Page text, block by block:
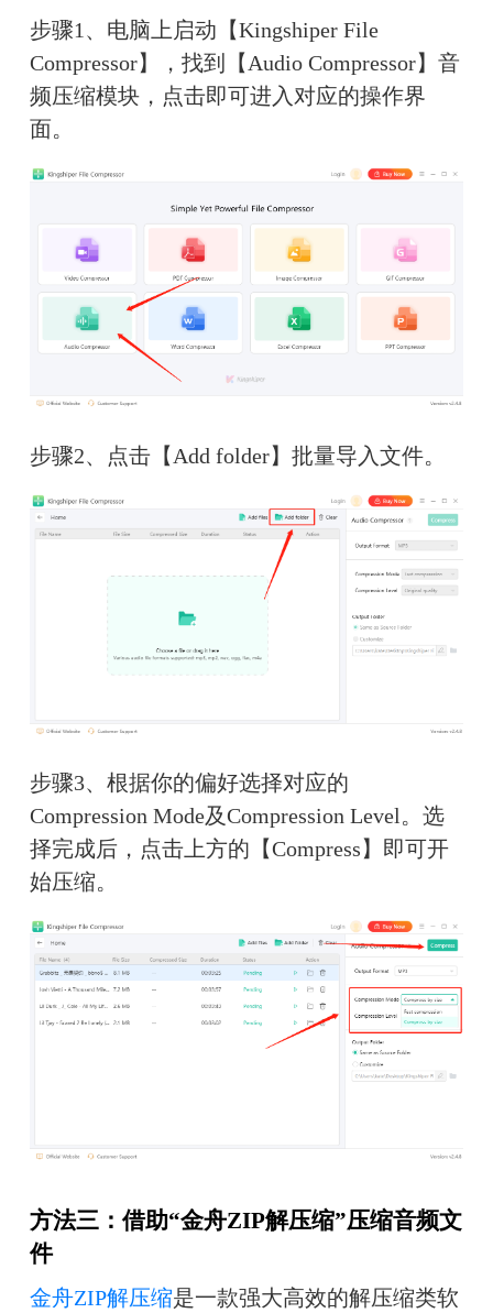
步骤1、电脑上启动【Kingshiper File
Compressor】，找到【Audio Compressor】音
频压缩模块，点击即可进入对应的操作界
面。
步骤2、点击【Add folder】批量导入文件。
步骤3、根据你的偏好选择对应的
Compression Mode及Compression Level。选
择完成后，点击上方的【Compress】即可开
始压缩。
方法三：借助“金舟ZIP解压缩”压缩音频文
件
金舟ZIP解压缩是一款强大高效的解压缩类软